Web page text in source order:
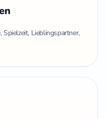
Spielzeit, Lieblingspartner,